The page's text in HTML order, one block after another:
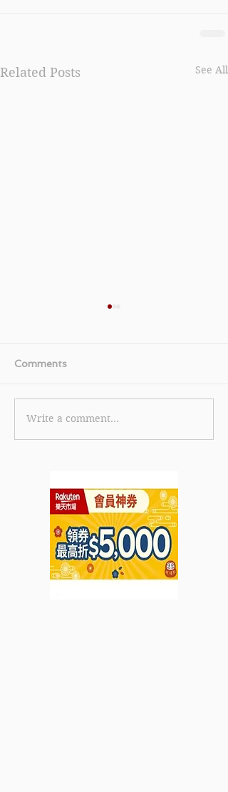
Related Posts See All
【星展DBS 信用卡優惠】
成功申請DBS Eminent
HK$2,800或以上可享高
達HK$1,000現金回贈 (優
惠至2023年4月2日)
Comments
Write a comment...